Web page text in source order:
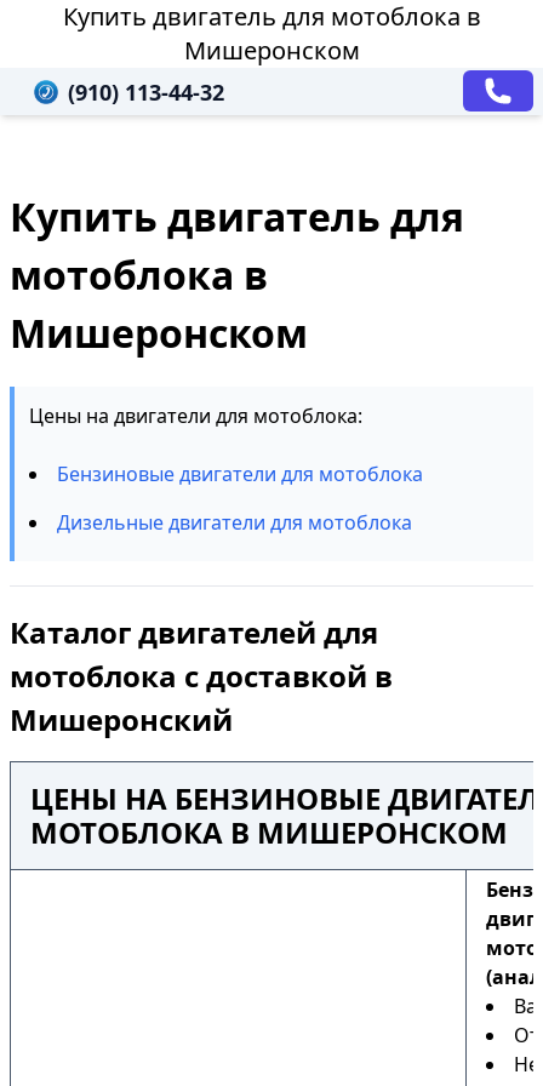
Купить двигатель для мотоблока в
Мишеронском
(910) 113-44-32
Купить двигатель для
мотоблока в
Мишеронском
Цены на двигатели для мотоблока:
Бензиновые двигатели для мотоблока
Дизельные двигатели для мотоблока
Каталог двигателей для
мотоблока с доставкой в
Мишеронский
ЦЕНЫ НА БЕНЗИНОВЫЕ
МОТОБЛОКА В МИШЕРОНСКОМ